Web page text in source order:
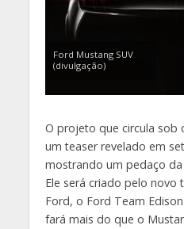
Ford Mustang SUV
(divulgação)
O projeto que circula sob
um teaser revelado em
mostrando um pedaço
Ele será criado pelo
Ford, o Ford Team
fará mais do que o